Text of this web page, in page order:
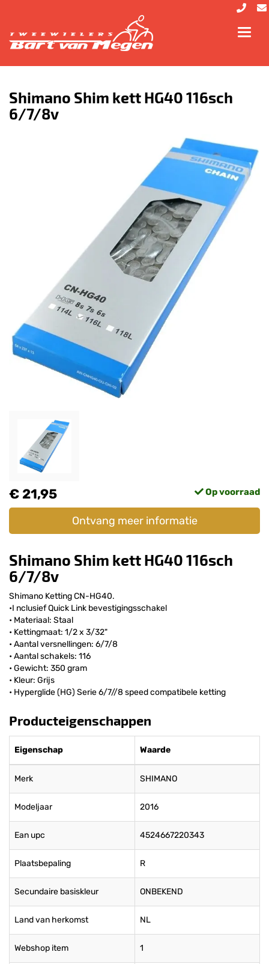
Shimano Shim kett HG40 116sch
6/7/8v
€ 21,95 Op voorraad
Ontvang meer informatie
Shimano Shim kett HG40 116sch
6/7/8v
Shimano Ketting CN-HG40.
•I nclusief Quick Link bevestigingsschakel
• Materiaal: Staal
• Kettingmaat: 1/2 x 3/32"
• Aantal versnellingen: 6/7/8
• Aantal schakels: 116
• Gewicht: 350 gram
• Kleur: Grijs
• Hyperglide (HG) Serie 6/7//8 speed compatibele ketting
Producteigenschappen
Eigenschap Waarde
Merk SHIMANO
Modeljaar 2016
Ean upc 4524667220343
Plaatsbepaling R
Secundaire basiskleur ONBEKEND
Land van herkomst NL
Webshop item 1